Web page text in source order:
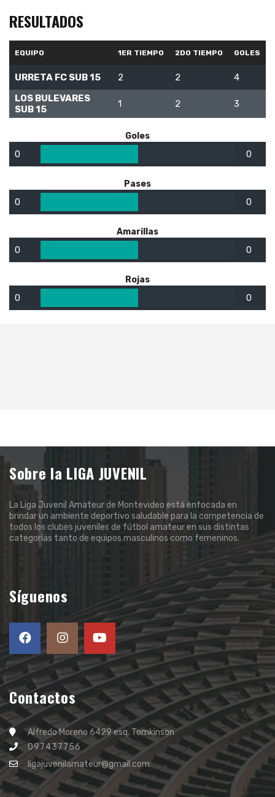
RESULTADOS
EQUIPO 1ER TIEMPO 2DO TIEMPO GOLES
URRETA FC SUB 15 2 2
4
LOS BULEVARES
SUB 15
1 2 3
Goles
0 0
Pases
0 0
Amarillas
0 0
Rojas
0 0
Sobre la LIGA JUVENIL
La Liga Juvenil Amateur de Montevideo está enfocada en
brindar un ambiente deportivo saludable para la competencia de
todos los clubes juveniles de fútbol amateur en sus distintas
categorías tanto de equipos masculinos como femeninos.
Síguenos
Contactos
Alfredo Moreno 6429 esq. Tomkinson
097437756
ligajuvenilamateur@gmail.com